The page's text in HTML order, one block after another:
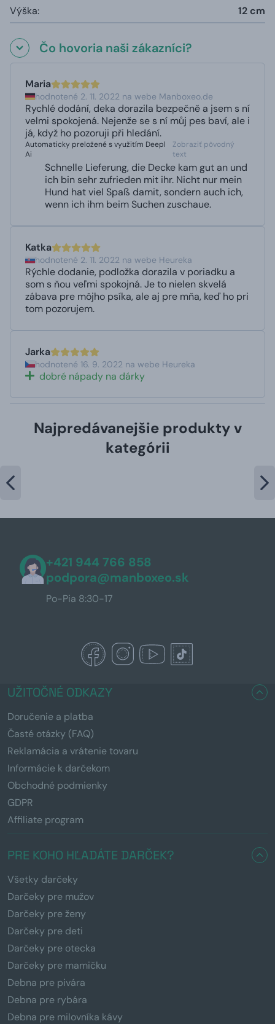
Výška:
12 cm
Čo hovoria naši zákazníci?
Maria
hodnotené 2. 11. 2022 na webe Manboxeo.de
Rychlé dodání, deka dorazila bezpečně a jsem s ní
velmi spokojená. Nejenže se s ní můj pes baví, ale i
já, když ho pozoruji při hledání.
Automaticky preložené s využitím Deepl
Ai
Zobraziť pôvodný
text
Schnelle Lieferung, die Decke kam gut an und
ich bin sehr zufrieden mit ihr. Nicht nur mein
Hund hat viel Spaß damit, sondern auch ich,
wenn ich ihm beim Suchen zuschaue.
Katka
hodnotené 2. 11. 2022 na webe Heureka
Rýchle dodanie, podložka dorazila v poriadku a
som s ňou veľmi spokojná. Je to nielen skvelá
zábava pre môjho psíka, ale aj pre mňa, keď ho pri
tom pozorujem.
Jarka
hodnotené 16. 9. 2022 na webe Heureka
dobré nápady na dárky
Najpredávanejšie produkty v
kategórii
+421 944 766 858
podpora@manboxeo.sk
Po-Pia 8:30-17
UŽITOČNÉ ODKAZY
Doručenie a platba
Časté otázky (FAQ)
Reklamácia a vrátenie tovaru
Informácie k darčekom
Obchodné podmienky
GDPR
Affiliate program
PRE KOHO HĽADÁTE DARČEK?
Všetky darčeky
Darčeky pre mužov
Darčeky pre ženy
Darčeky pre deti
Darčeky pre otecka
Darčeky pre mamičku
Debna pre pivára
Debna pre rybára
Debna pre milovníka kávy